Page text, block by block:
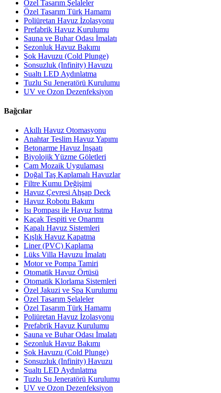
Özel Tasarım Şelaleler
Özel Tasarım Türk Hamamı
Poliüretan Havuz İzolasyonu
Prefabrik Havuz Kurulumu
Sauna ve Buhar Odası İmalatı
Sezonluk Havuz Bakımı
Şok Havuzu (Cold Plunge)
Sonsuzluk (Infinity) Havuzu
Sualtı LED Aydınlatma
Tuzlu Su Jeneratörü Kurulumu
UV ve Ozon Dezenfeksiyon
Bağcılar
Akıllı Havuz Otomasyonu
Anahtar Teslim Havuz Yapımı
Betonarme Havuz İnşaatı
Biyolojik Yüzme Göletleri
Cam Mozaik Uygulaması
Doğal Taş Kaplamalı Havuzlar
Filtre Kumu Değişimi
Havuz Çevresi Ahşap Deck
Havuz Robotu Bakımı
Isı Pompası ile Havuz Isıtma
Kaçak Tespiti ve Onarımı
Kapalı Havuz Sistemleri
Kışlık Havuz Kapatma
Liner (PVC) Kaplama
Lüks Villa Havuzu İmalatı
Motor ve Pompa Tamiri
Otomatik Havuz Örtüsü
Otomatik Klorlama Sistemleri
Özel Jakuzi ve Spa Kurulumu
Özel Tasarım Şelaleler
Özel Tasarım Türk Hamamı
Poliüretan Havuz İzolasyonu
Prefabrik Havuz Kurulumu
Sauna ve Buhar Odası İmalatı
Sezonluk Havuz Bakımı
Şok Havuzu (Cold Plunge)
Sonsuzluk (Infinity) Havuzu
Sualtı LED Aydınlatma
Tuzlu Su Jeneratörü Kurulumu
UV ve Ozon Dezenfeksiyon